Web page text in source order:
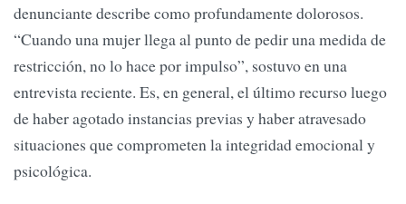
denunciante describe como profundamente dolorosos.
“Cuando una mujer llega al punto de pedir una medida de
restricción, no lo hace por impulso”, sostuvo en una
entrevista reciente. Es, en general, el último recurso luego
de haber agotado instancias previas y haber atravesado
situaciones que comprometen la integridad emocional y
psicológica.